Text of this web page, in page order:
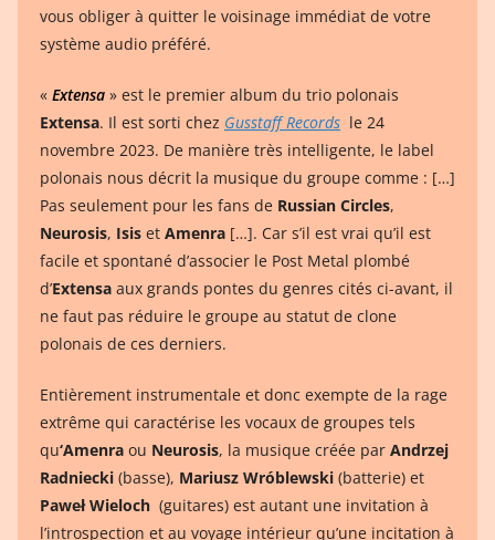
vous obliger à quitter le voisinage immédiat de votre
système audio préféré.
« Extensa » est le premier album du trio polonais
Extensa. Il est sorti chez Gusstaff Records le 24
novembre 2023. De manière très intelligente, le label
polonais nous décrit la musique du groupe comme : […]
Pas seulement pour les fans de Russian Circles,
Neurosis, Isis et Amenra […]. Car s’il est vrai qu’il est
facile et spontané d’associer le Post Metal plombé
d’Extensa aux grands pontes du genres cités ci-avant, il
ne faut pas réduire le groupe au statut de clone
polonais de ces derniers.
Entièrement instrumentale et donc exempte de la rage
extrême qui caractérise les vocaux de groupes tels
qu‘Amenra ou Neurosis, la musique créée par Andrzej
Radniecki (basse), Mariusz Wróblewski (batterie) et
Paweł Wieloch (guitares) est autant une invitation à
l’introspection et au voyage intérieur qu’une incitation à